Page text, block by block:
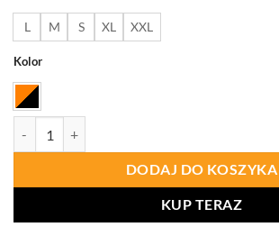
L M S XL XXL
Kolor
DODAJ DO KOSZYKA
KUP TERAZ